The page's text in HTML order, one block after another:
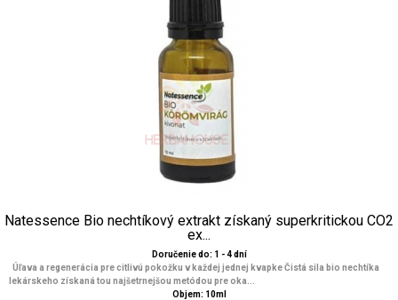
Natessence Bio nechtíkový extrakt získaný superkritickou CO2
ex...
Doručenie do: 1 - 4 dní
Úľava a regenerácia pre citlivú pokožku v každej jednej kvapke Čistá sila bio nechtíka
lekárskeho získaná tou najšetrnejšou metódou pre oka...
Objem: 10ml